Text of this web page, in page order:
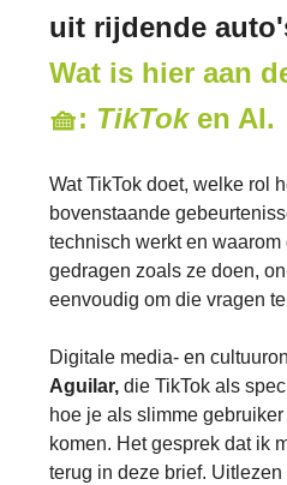
uit rijdende
Wat is hier aan
🧺: TikTok en AI.
Wat TikTok doet, welke rol
bovenstaande
technisch werkt en waarom
gedragen zoals ze doen,
eenvoudig om die vragen
Digitale media- en
Aguilar, die TikTok als
hoe je als slimme gebruiker
komen. Het gesprek dat ik
terug in deze brief.